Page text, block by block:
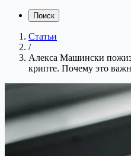
Поиск
Статьи
/
Алекса Машински
крипте. Почему это